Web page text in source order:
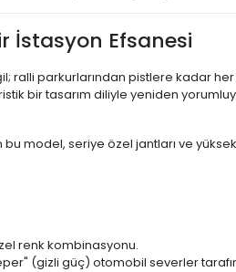
İstasyon Efsanesi
parkurlarından pistlere kadar her
bir tasarım diliyle yeniden
bu model, seriye özel jantları ve
renk kombinasyonu.
(gizli güç) otomobil severler